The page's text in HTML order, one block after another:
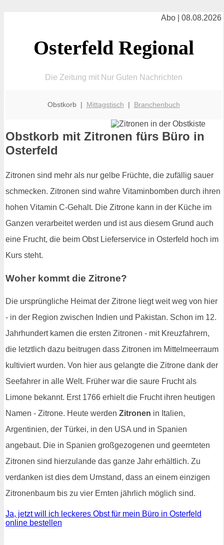
Abo | 08.08.2026
Osterfeld Regional
Die Zeitung mit Nur Guten Nachrichten
Obstkorb | Mittagstisch | Branchenbuch
Obstkorb mit Zitronen fürs Büro in
Osterfeld
Zitronen sind mehr als nur gelbe Früchte, die zufällig sauer
schmecken. Zitronen sind wahre Vitaminbomben durch ihren
hohen Vitamin C-Gehalt. Die Zitrone kann in der Küche im
Ganzen verarbeitet werden und ist aus diesem Grund auch
eine Frucht, die beim Obst Lieferservice in Osterfeld hoch im
Kurs steht.
Woher kommt die Zitrone?
Die ursprüngliche Heimat der Zitrone liegt weit weg von hier
- in der Region zwischen Indien und Pakistan. Schon im 12.
Jahrhundert kamen die ersten Zitronen - mit Kreuzfahrern,
die letztlich dazu beitrugen dass Zitronen im Mittelmeerraum
kultiviert wurden. Von hier aus gelangte die Zitrone dank der
Seefahrer in alle Welt. Früher war die saure Frucht als
Limone bekannt. Erst 1766 erhielt die Frucht ihren heutigen
Namen - Zitrone. Heute werden Zitronen in Italien,
Argentinien, der Türkei, in den USA und in Spanien
angebaut. Die in Spanien großgezogenen und geernteten
Zitronen sind hierzulande das ganze Jahr erhältlich. Zu
verdanken ist dies dem Umstand, dass an einem einzigen
Zitronenbaum bis zu vier Ernten jährlich möglich sind.
Ja, jetzt will ich leckeres Obst für mein Büro in Osterfeld
online bestellen